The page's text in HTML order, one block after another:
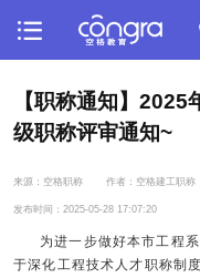
【职称通知】
级职称评审通知~
来源：空格职称 作者：空格建工职称
发布时间：2025-05-28 17:07:20
为进一步做好本市工程
于深化工程技术人才职称制